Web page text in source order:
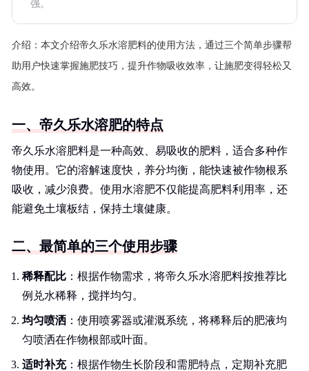
强。
介绍： 本文介绍帝久乐水溶肥料的使用方法，通过三个简单步骤帮
助用户快速掌握施肥技巧，提升作物吸收效率，让施肥变得轻松又
高效。
一、帝久乐水溶肥的特点
帝久乐水溶肥料是一种高效、易吸收的肥料，适合多种作
物使用。它的溶解速度快，养分均衡，能快速被作物根系
吸收，减少浪费。使用水溶肥不仅能提高肥料利用率，还
能避免土壤板结，保持土壤健康。
二、最简单的三个使用步骤
稀释配比 ：根据作物需求，将帝久乐水溶肥料按推荐比
例兑水稀释，搅拌均匀。
均匀喷洒 ：使用喷雾器或灌溉系统，将稀释后的肥液均
匀喷洒在作物根部或叶面。
适时补充：根据作物生长阶段和需肥特点，定期补充肥